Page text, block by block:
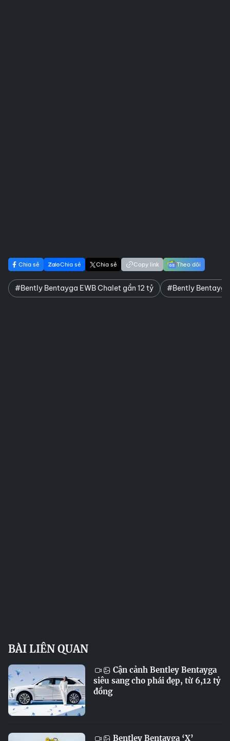
Chia sẻ Chia sẻ Chia sẻ Copy link Theo dõi
#Bently Bentayga EWB Chalet gần 12 tỷ #Bently
BÀI LIÊN QUAN
Cận cảnh Bentley Bentayga
siêu sang cho phái đẹp, từ 6,12 tỷ
đồng
Bentley Bentayga ‘X’